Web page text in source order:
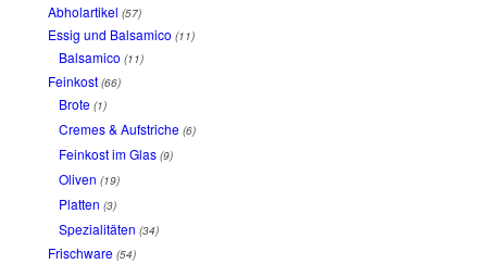
Abholartikel (57)
Essig und Balsamico (11)
Balsamico (11)
Feinkost (66)
Brote (1)
Cremes & Aufstriche (6)
Feinkost im Glas (9)
Oliven (19)
Platten (3)
Spezialitäten (34)
Frischware (54)